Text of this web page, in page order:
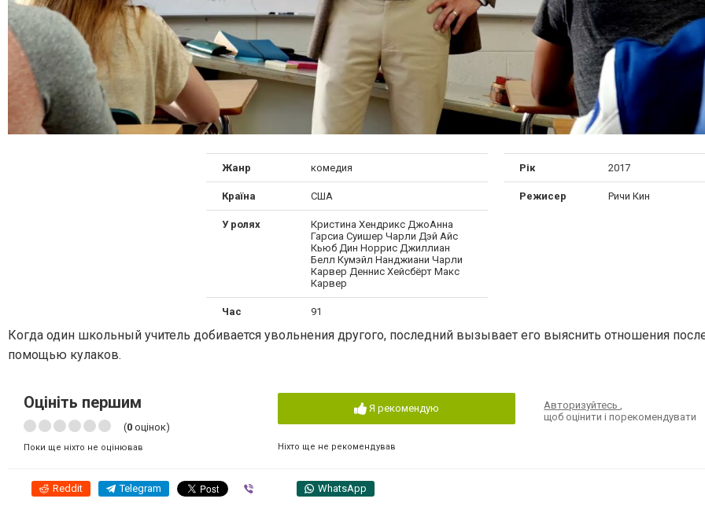
Жанр комедия
Країна США
У ролях
Кристина Хендрикс ДжоАнна
Гарсиа Суишер Чарли Дэй Айс
Кьюб Дин Норрис Джиллиан
Белл Кумэйл Нанджиани Чарли
Карвер Деннис Хейсбёрт Макс
Карвер
Рік 2017
Режисер Ричи Кин
Час 91
Когда один школьный учитель добивается увольнения другого, последний вызывает его выяснить отношения
помощью кулаков.
Оцініть першим
(0 оцінок)
Поки ще ніхто не оцінював
Я рекомендую
Ніхто ще не рекомендував
Авторизуйтесь
щоб оцінити і порекомендувати
Reddit Telegram WhatsApp